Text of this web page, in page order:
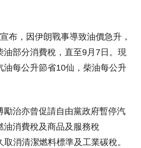
布，因伊朗戰事導致油價急升，
油部分消費稅，直至9月7日。現
油每公升節省10仙，柴油每公升
勵治亦曾促請自由黨政府暫停汽
油消費稅及商品及服務稅
取消清潔燃料標準及工業碳稅。